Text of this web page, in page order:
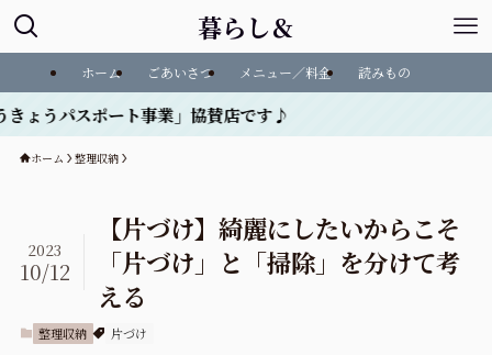
暮らし＆
ホーム ごあいさつ メニュー／料金 読みもの
ト事業」協賛店です♪
ホーム 整理収納
【片づけ】綺麗にしたいからこそ
「片づけ」と「掃除」を分けて考
える
2023
10/12
整理収納 片づけ